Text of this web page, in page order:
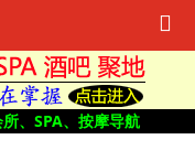
、SPA、按摩导航